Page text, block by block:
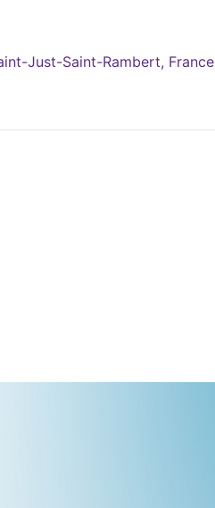
Just-Saint-Rambert, France